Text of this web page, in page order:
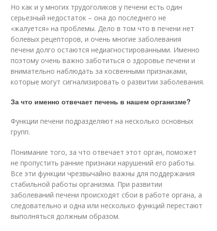
Но как и у многих трудоголиков у печени есть один
серьезный недостаток – она до последнего не
«жалуется» на проблемы. Дело в том что в печени нет
болевых рецепторов, и очень многие заболевания
печени долго остаются недиагностированными. Именно
поэтому очень важно заботиться о здоровье печени и
внимательно наблюдать за косвенными признаками,
которые могут сигнализировать о развитии заболевания.
За что именно отвечает печень в нашем организме?
Функции печени подразделяют на несколько основных
групп.
Понимание того, за что отвечает этот орган, поможет
не пропустить ранние признаки нарушений его работы.
Все эти функции чрезвычайно важны для поддержания
стабильной работы организма. При развитии
заболеваний печени происходят сбои в работе органа, а
следовательно и одна или несколько функций перестают
выполняться должным образом.